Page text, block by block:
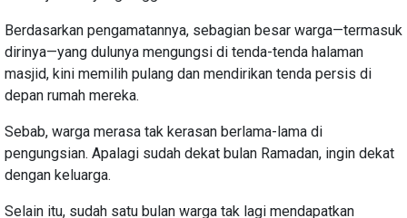
Berdasarkan pengamatannya, sebagian besar warga—termasuk
dirinya—yang dulunya mengungsi di tenda-tenda halaman
masjid, kini memilih pulang dan mendirikan tenda persis di
depan rumah mereka.
Sebab, warga merasa tak kerasan berlama-lama di
pengungsian. Apalagi sudah dekat bulan Ramadan, ingin dekat
dengan keluarga.
Selain itu, sudah satu bulan warga tak lagi mendapatkan